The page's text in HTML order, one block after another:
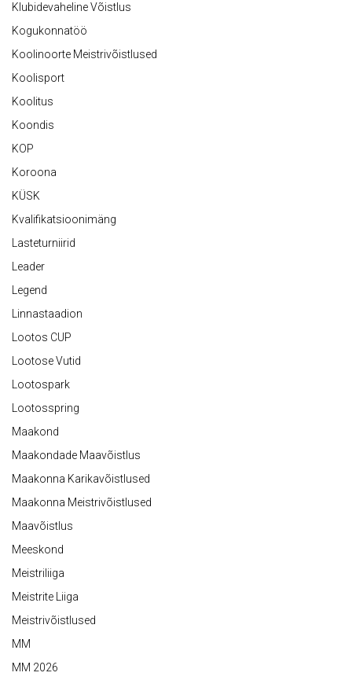
Klubidevaheline Võistlus
Kogukonnatöö
Koolinoorte Meistrivõistlused
Koolisport
Koolitus
Koondis
KOP
Koroona
KÜSK
Kvalifikatsioonimäng
Lasteturniirid
Leader
Legend
Linnastaadion
Lootos CUP
Lootose Vutid
Lootospark
Lootosspring
Maakond
Maakondade Maavõistlus
Maakonna Karikavõistlused
Maakonna Meistrivõistlused
Maavõistlus
Meeskond
Meistriliiga
Meistrite Liiga
Meistrivõistlused
MM
MM 2026